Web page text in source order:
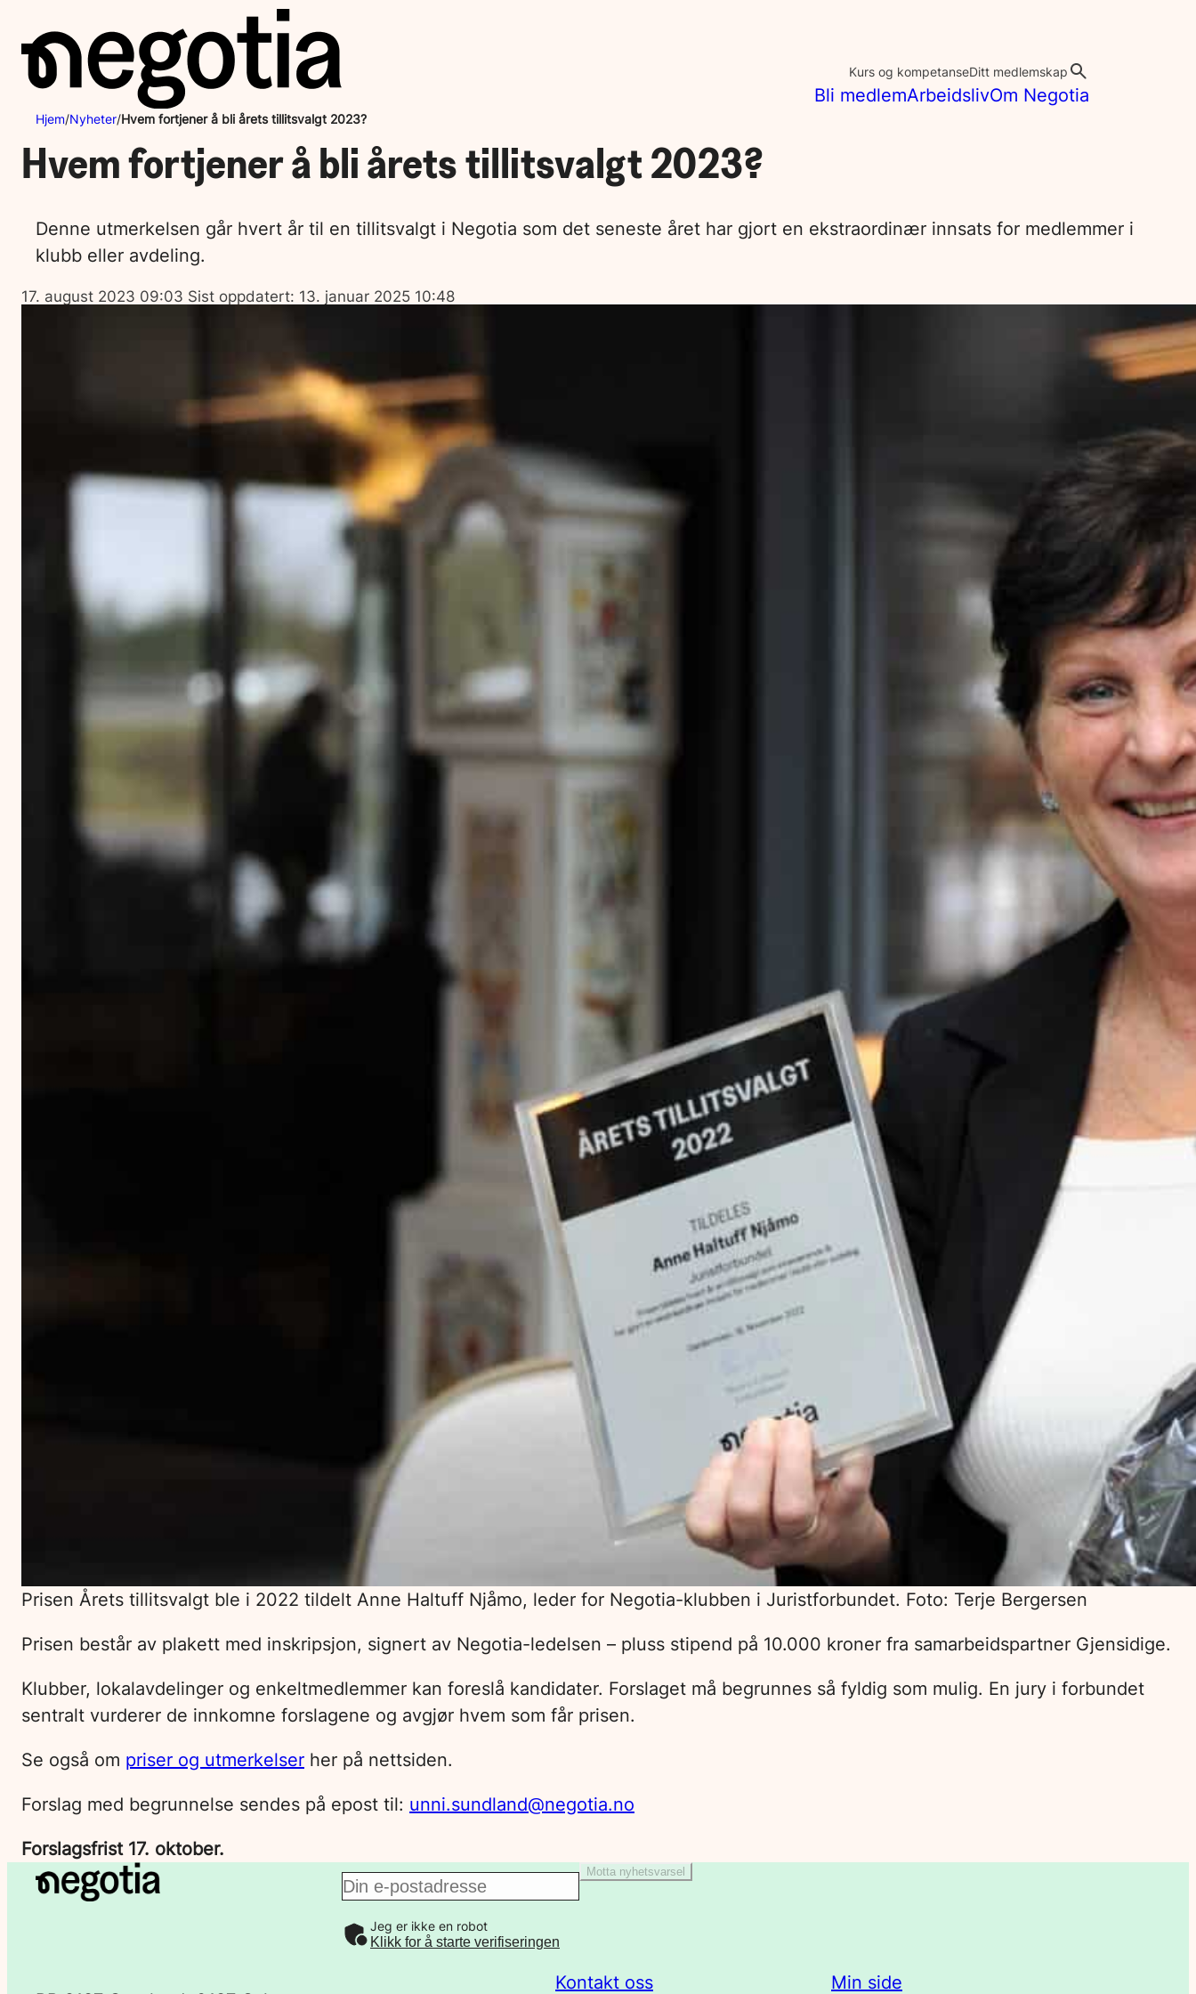
innhold
Bli medlemArbeidslivOm Negotia
Kurs og kompetanseDitt medlemskap
Hjem/Nyheter/Hvem fortjener å bli årets tillitsvalgt 2023?
Hvem fortjener å bli årets tillitsvalgt 2023?
Denne utmerkelsen går hvert år til en tillitsvalgt i Negotia som det seneste året har gjort en ekstraordinær innsats for medlemmer i
klubb eller avdeling.
Lagt
ut
17. august 2023 09:03 Sist oppdatert: 13. januar 2025 10:48
Prisen Årets tillitsvalgt ble i 2022 tildelt Anne Haltuff Njåmo, leder for Negotia-klubben i Juristforbundet. Foto: Terje Bergersen
Prisen består av plakett med inskripsjon, signert av Negotia-ledelsen – pluss stipend på 10.000 kroner fra samarbeidspartner Gjensidige.
Klubber, lokalavdelinger og enkeltmedlemmer kan foreslå kandidater. Forslaget må begrunnes så fyldig som mulig. En jury i forbundet
sentralt vurderer de innkomne forslagene og avgjør hvem som får prisen.
Se også om priser og utmerkelser her på nettsiden.
Forslag med begrunnelse sendes på epost til: unni.sundland@negotia.no
Forslagsfrist 17. oktober.
E
-
Motta nyhetsvarsel
Jeg er ikke en robot
Klikk for å starte verifiseringen
Kontakt oss Min side